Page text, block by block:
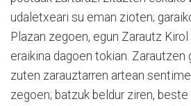
udaletxeari su eman zioten;
Plazan zegoen, egun Zarautz
eraikina dagoen tokian. Zarautzen
zuten zarauztarren artean
zegoen; batzuk beldur ziren,